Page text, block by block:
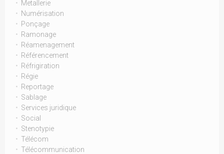
Metallerie
Numérisation
Ponçage
Ramonage
Réamenagement
Référencement
Réfrigiration
Régie
Reportage
Sablage
Services juridique
Social
Stenotypie
Télécom
Télécommunication